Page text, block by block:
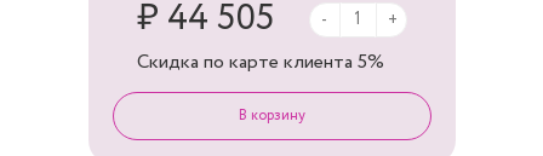
₽ 44 505
Скидка по карте клиента 5%
- +